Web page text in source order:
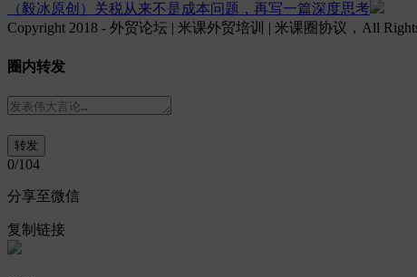
（毅冰原创）关税从来不是成本问题，再写一篇深度思考
Copyright 2018 - 外贸论坛 | 米课外贸培训 | 米课圈协议，All
圈内转发
0/104
分享至微信
复制链接